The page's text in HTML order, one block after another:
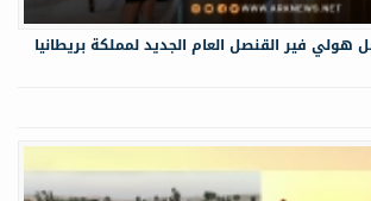
هولي فير القنصل العام الجديد لمملكة بريطانيا